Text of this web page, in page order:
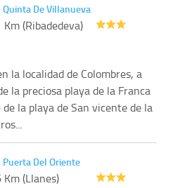
Quinta De Villanueva
Km (Ribadedeva)
la localidad de Colombres, a
la preciosa playa de la Franca
la playa de San vicente de la
Puerta Del Oriente
Km (Llanes)